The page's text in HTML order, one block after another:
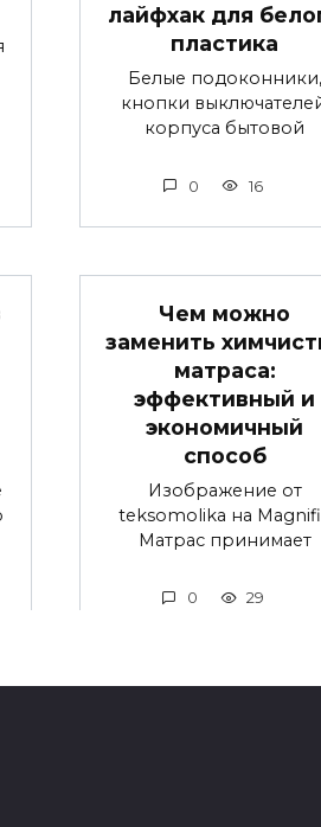
лайфхак для
пластика
Белые подоконники,
кнопки
корпуса бытовой
0 16
Чем можно
заменить
матраса:
эффективный и
экономичный
способ
Изображение от
teksomolika на
Матрас принимает
0 29